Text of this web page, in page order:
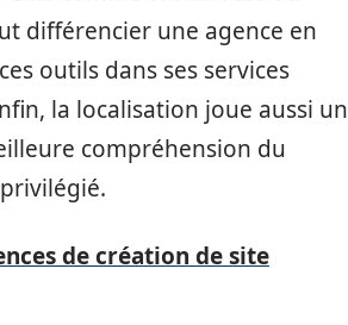
différencier une agence en
outils dans ses services
la localisation joue aussi un
compréhension du
de création de site